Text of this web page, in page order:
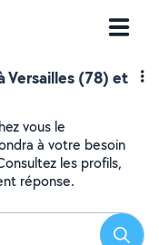
Versailles (78) et
vous le
à votre besoin
les profils,
réponse.